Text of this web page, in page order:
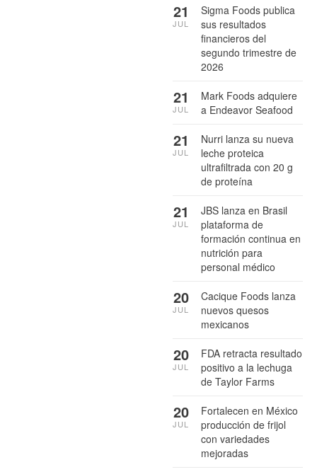
Sigma Foods publica
sus resultados
financieros del
segundo trimestre de
2026
21
JUL
Mark Foods adquiere
a Endeavor Seafood
21
JUL
Nurri lanza su nueva
leche proteica
ultrafiltrada con 20 g
de proteína
21
JUL
JBS lanza en Brasil
plataforma de
formación continua en
nutrición para
personal médico
21
JUL
Cacique Foods lanza
nuevos quesos
mexicanos
20
JUL
FDA retracta resultado
positivo a la lechuga
de Taylor Farms
20
JUL
Fortalecen en México
producción de frijol
con variedades
mejoradas
20
JUL